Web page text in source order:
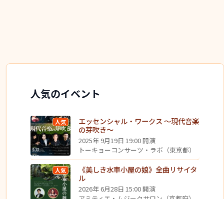
人気のイベント
人気
エッセンシャル・ワークス ～現代音楽
の芽吹き～
2025年 9月19日 19:00 開演
トーキョーコンサーツ・ラボ（東京都）
人気
《美しき水車小屋の娘》全曲リサイタ
ル
2026年 6月28日 15:00 開演